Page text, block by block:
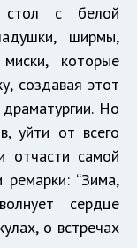
стол с белой
ширмы,
которые
создавая этот
Но
уйти от всего
отчасти самой
ремарки: “Зима,
сердце
о встречах